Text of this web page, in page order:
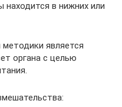
находится в нижних или
является
органа с целью